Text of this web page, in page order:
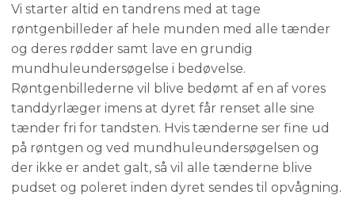
Vi starter altid en tandrens med at tage
røntgenbilleder af hele munden med alle tænder
og deres rødder samt lave en grundig
mundhuleundersøgelse i bedøvelse.
Røntgenbillederne vil blive bedømt af en af vores
tanddyrlæger imens at dyret får renset alle sine
tænder fri for tandsten. Hvis tænderne ser fine ud
på røntgen og ved mundhuleundersøgelsen og
der ikke er andet galt, så vil alle tænderne blive
pudset og poleret inden dyret sendes til opvågning.